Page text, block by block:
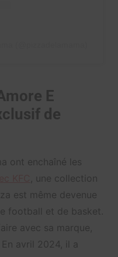
E
de
ont enchaîné les
, une collection
est même devenue
football et de basket.
avec sa marque,
avril 2024, il a